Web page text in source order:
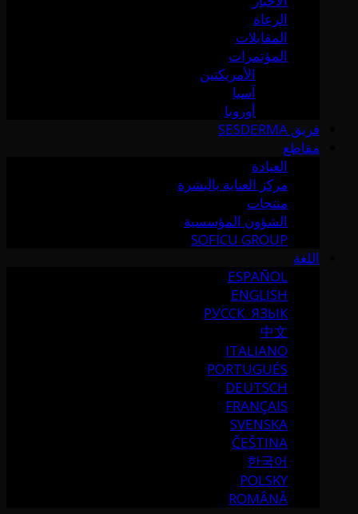
الرعاة
المقابلات
المؤتمرات
الأمريكتين
آسيا
أوروبا
فريق SESDERMA
مقاطع
العيادة
مركز العناية بالبشرة
منتجات
الشؤون المؤسسية
SOFICU GROUP
اللغة
ESPAÑOL
ENGLISH
РУССК. ЯЗЫК
中文
ITALIANO
PORTUGUÉS
DEUTSCH
FRANÇAIS
SVENSKA
ČEŠTINA
한국어
POLSKY
ROMÂNĂ